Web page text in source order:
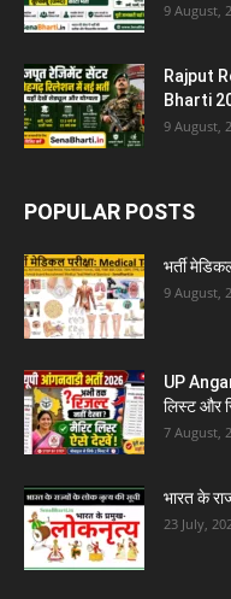
9 August,
Rajput
Bharti
9 August,
POPULAR POSTS
भर्ती
9 August,
UP
लिस्ट और
7 August,
भारत के
23 July,